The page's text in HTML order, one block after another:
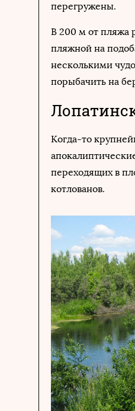
перегружены.
В 200 м от пляжа
пляжной на
несколькими
порыбачить на
Когда-то
переходящих в
котлованов.